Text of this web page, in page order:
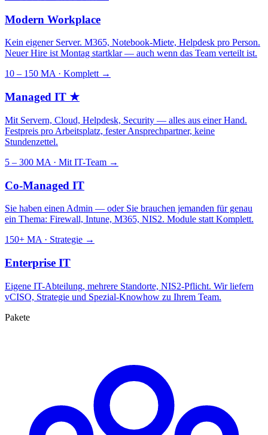
Modern Workplace
Kein eigener Server. M365, Notebook-Miete, Helpdesk pro Person.
Neuer Hire ist Montag startklar — auch wenn das Team verteilt ist.
10 – 150 MA · Komplett →
Managed IT ★
Mit Servern, Cloud, Helpdesk, Security — alles aus einer Hand.
Festpreis pro Arbeitsplatz, fester Ansprechpartner, keine
Stundenzettel.
5 – 300 MA · Mit IT-Team →
Co-Managed IT
Sie haben einen Admin — oder Sie brauchen jemanden für genau
ein Thema: Firewall, Intune, M365, NIS2. Module statt Komplett.
150+ MA · Strategie →
Enterprise IT
Eigene IT-Abteilung, mehrere Standorte, NIS2-Pflicht. Wir liefern
vCISO, Strategie und Spezial-Knowhow zu Ihrem Team.
Pakete